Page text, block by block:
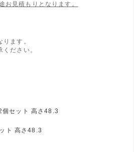
お見積もりとなります。
ます。
ださい。
ト 高さ48.3